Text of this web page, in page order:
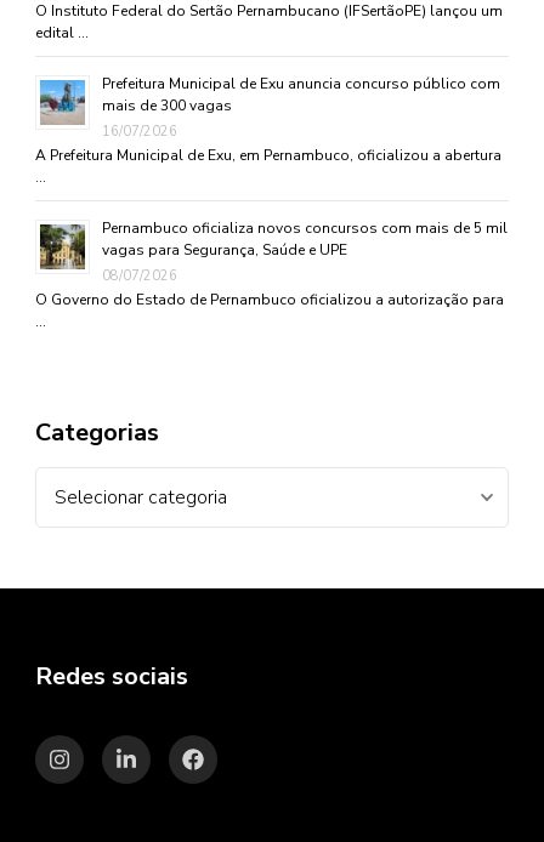
O Instituto Federal do Sertão Pernambucano (IFSertãoPE) lançou um
edital …
Prefeitura Municipal de Exu anuncia concurso público com
mais de 300 vagas
16/07/2026
A Prefeitura Municipal de Exu, em Pernambuco, oficializou a abertura
…
Pernambuco oficializa novos concursos com mais de 5 mil
vagas para Segurança, Saúde e UPE
08/07/2026
O Governo do Estado de Pernambuco oficializou a autorização para
…
Categorias
Redes sociais